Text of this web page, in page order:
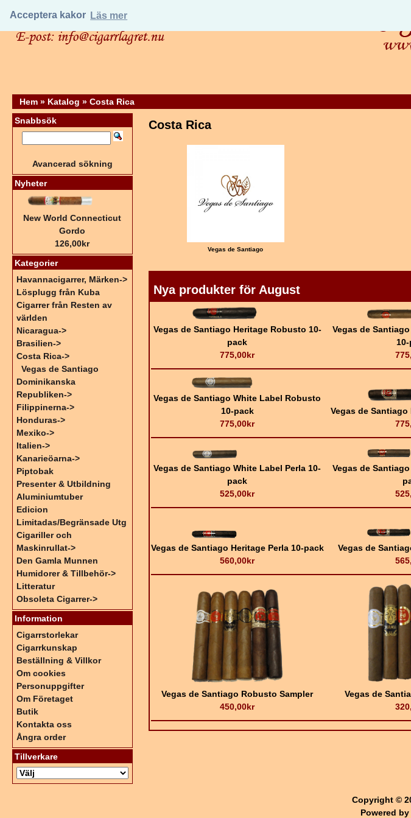
Acceptera kakor Läs mer
Hem » Katalog » Costa Rica
Costa Rica
Vegas de Santiago
Nya produkter för August
Vegas de Santiago Heritage Robusto 10-
pack
775,00kr
Vegas de
Vegas de Santiago White Label Robusto
10-pack
775,00kr
Vegas de
Vegas de Santiago White Label Perla 10-
pack
525,00kr
Vegas de
Vegas de Santiago Heritage Perla 10-pack
560,00kr
Vegas de
Vegas de Santiago Robusto Sampler
450,00kr
Vegas de
Snabbsök
Avancerad sökning
Nyheter
New World Connecticut
Gordo
126,00kr
Kategorier
Havannacigarrer, Märken->
Lösplugg från Kuba
Cigarrer från Resten av
världen
Nicaragua->
Brasilien->
Costa Rica->
Vegas de Santiago
Dominikanska
Republiken->
Filippinerna->
Honduras->
Mexiko->
Italien->
Kanarieöarna->
Piptobak
Presenter & Utbildning
Aluminiumtuber
Edicion
Limitadas/Begränsade Utg
Cigariller och
Maskinrullat->
Den Gamla Munnen
Humidorer & Tillbehör->
Litteratur
Obsoleta Cigarrer->
Information
Cigarrstorlekar
Cigarrkunskap
Beställning & Villkor
Om cookies
Personuppgifter
Om Företaget
Butik
Kontakta oss
Ångra order
Tillverkare
Copyright ©
Powered